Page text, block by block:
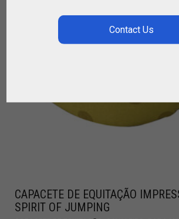
CAPACETE DE EQUITAÇÃO
SPIRIT OF JUMPING